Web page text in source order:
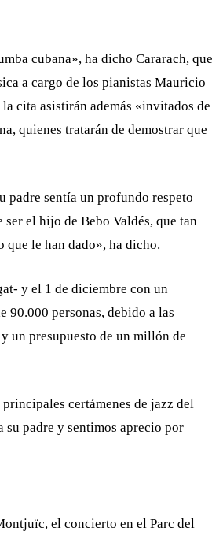
cubana», ha dicho Cararach, que
a cargo de los pianistas Mauricio
cita asistirán además «invitados de
quienes tratarán de demostrar que
padre sentía un profundo respeto
el hijo de Bebo Valdés, que tan
le han dado», ha dicho.
y el 1 de diciembre con un
90.000 personas, debido a las
un presupuesto de un millón de
certámenes de jazz del
su padre y sentimos aprecio por
el concierto en el Parc del